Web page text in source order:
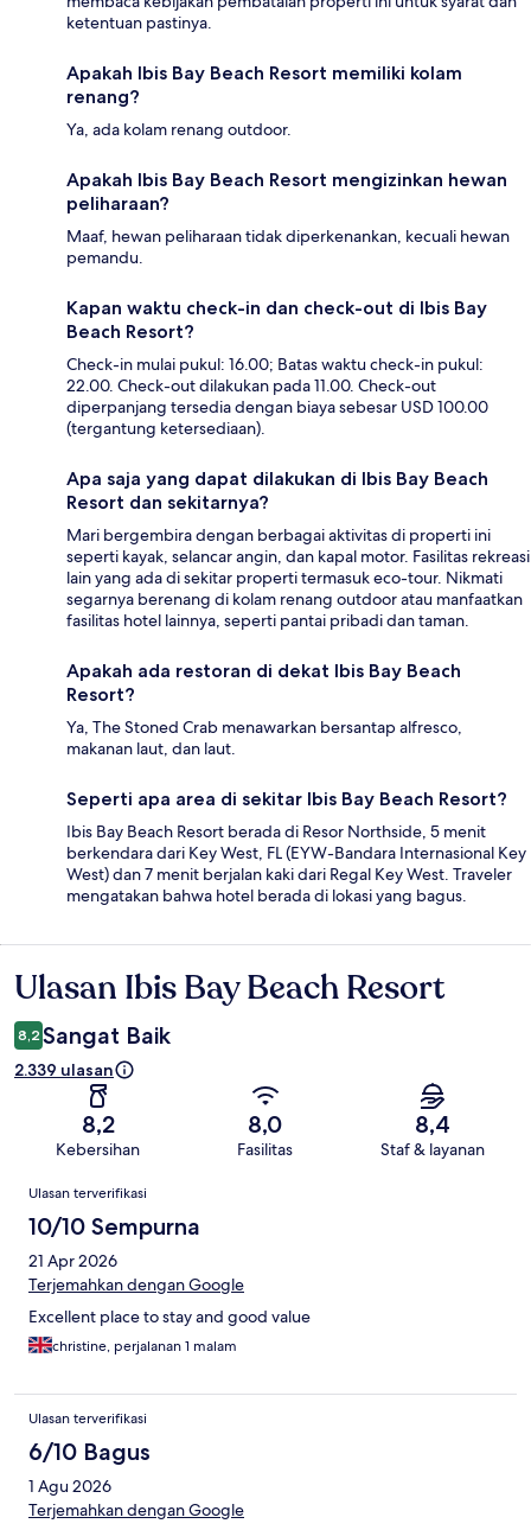
ketentuan pastinya.
Apakah Ibis Bay Beach Resort memiliki kolam
renang?
Ya, ada kolam renang outdoor.
Apakah Ibis Bay Beach Resort mengizinkan hewan
peliharaan?
Maaf, hewan peliharaan tidak diperkenankan, kecuali hewan
pemandu.
Kapan waktu check-in dan check-out di Ibis Bay
Beach Resort?
Check-in mulai pukul: 16.00; Batas waktu check-in pukul:
22.00. Check-out dilakukan pada 11.00. Check-out
diperpanjang tersedia dengan biaya sebesar USD 100.00
(tergantung ketersediaan).
Apa saja yang dapat dilakukan di Ibis Bay Beach
Resort dan sekitarnya?
Mari bergembira dengan berbagai aktivitas di properti ini
seperti kayak, selancar angin, dan kapal motor. Fasilitas rekreasi
lain yang ada di sekitar properti termasuk eco-tour. Nikmati
segarnya berenang di kolam renang outdoor atau manfaatkan
fasilitas hotel lainnya, seperti pantai pribadi dan taman.
Apakah ada restoran di dekat Ibis Bay Beach
Resort?
Ya, The Stoned Crab menawarkan bersantap alfresco,
makanan laut, dan laut.
Seperti apa area di sekitar Ibis Bay Beach Resort?
Ibis Bay Beach Resort berada di Resor Northside, 5 menit
berkendara dari Key West, FL (EYW-Bandara Internasional Key
West) dan 7 menit berjalan kaki dari Regal Key West. Traveler
mengatakan bahwa hotel berada di lokasi yang bagus.
Ulasan
Ulasan Ibis Bay Beach Resort
8,2 Sangat Baik
2.339 ulasan
8,2
Kebersihan
8,0
Fasilitas
8,4
Staf & layanan
Ulasan
Ulasan terverifikasi
10/10 Sempurna
21 Apr 2026
Terjemahkan dengan Google
Excellent place to stay and good value
christine, perjalanan 1 malam
Ulasan terverifikasi
6/10 Bagus
1 Agu 2026
Terjemahkan dengan Google